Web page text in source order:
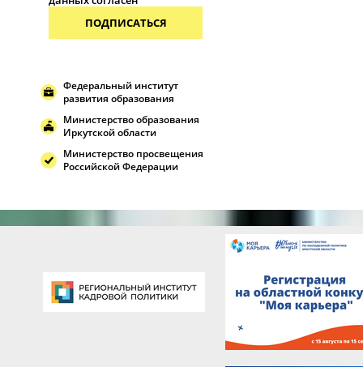
ПОДПИСАТЬСЯ
Федеральный институт
развития образования
Министерство образования
Иркутской области
Министерство просвещения
Российской Федерации